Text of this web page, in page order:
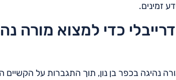
זמינים.
כדי למצוא מורה
נהיגה בכפר בן נון, תוך התגברות על